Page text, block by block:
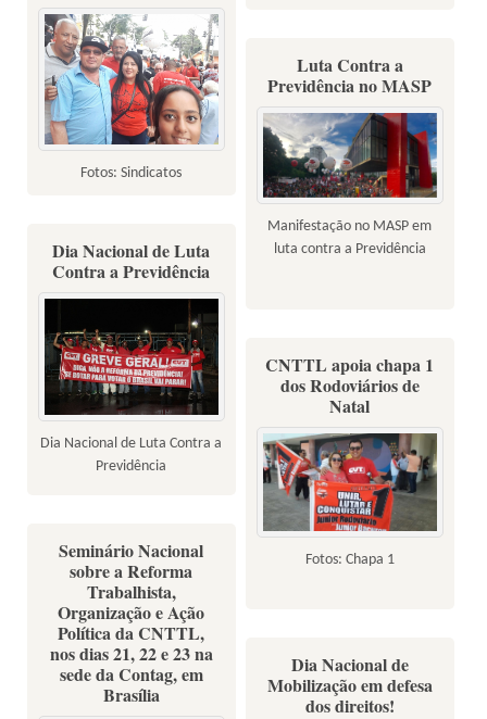
Fotos: Sindicatos
Luta Contra a
Previdência no MASP
Manifestação no MASP em
luta contra a Previdência
Dia Nacional de Luta
Contra a Previdência
Dia Nacional de Luta Contra a
Previdência
CNTTL apoia chapa 1
dos Rodoviários de
Natal
Fotos: Chapa 1
Seminário Nacional
sobre a Reforma
Trabalhista,
Organização e Ação
Política da CNTTL,
nos dias 21, 22 e 23 na
sede da Contag, em
Brasília
Dia Nacional de
Mobilização em defesa
dos direitos!